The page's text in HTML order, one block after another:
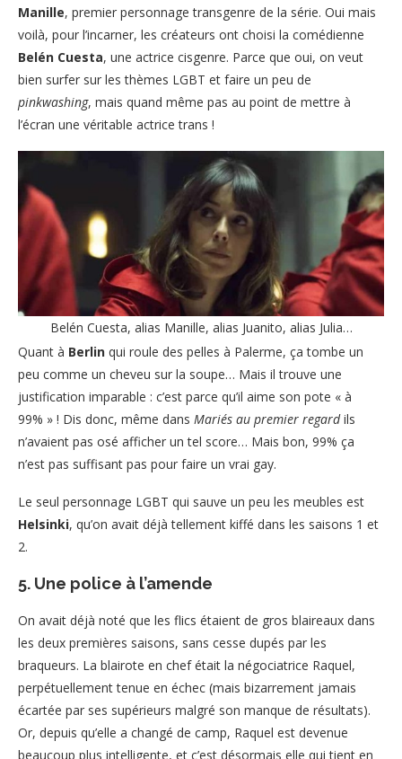
Manille, premier personnage transgenre de la série. Oui mais
voilà, pour l’incarner, les créateurs ont choisi la comédienne
Belén Cuesta, une actrice cisgenre. Parce que oui, on veut
bien surfer sur les thèmes LGBT et faire un peu de
pinkwashing, mais quand même pas au point de mettre à
l’écran une véritable actrice trans !
Belén Cuesta, alias Manille, alias Juanito, alias Julia…
Quant à Berlin qui roule des pelles à Palerme, ça tombe un
peu comme un cheveu sur la soupe… Mais il trouve une
justification imparable : c’est parce qu’il aime son pote « à
99% » ! Dis donc, même dans Mariés au premier regardils
n’avaient pas osé afficher un tel score… Mais bon, 99% ça
n’est pas suffisant pas pour faire un vrai gay.
Le seul personnage LGBT qui sauve un peu les meubles est
Helsinki, qu’on avait déjà tellement kiffé dans les saisons 1 et
2.
5. Une police à l’amende
On avait déjà noté que les flics étaient de gros blaireaux dans
les deux premières saisons, sans cesse dupés par les
braqueurs. La blairote en chef était la négociatrice Raquel,
perpétuellement tenue en échec (mais bizarrement jamais
écartée par ses supérieurs malgré son manque de résultats).
Or, depuis qu’elle a changé de camp, Raquel est devenue
beaucoup plus intelligente, et c’est désormais elle qui tient en